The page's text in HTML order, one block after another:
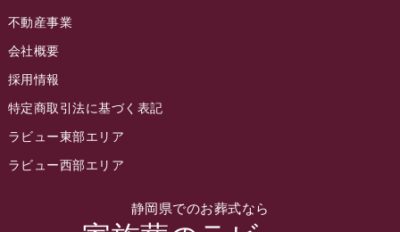
2022年5月
2022年4月
2022年3月
静岡県でのお葬式なら
不動産事業
会社概要
採用情報
特定商取引法に基づく表記
ラビュー東部エリア
ラビュー西部エリア